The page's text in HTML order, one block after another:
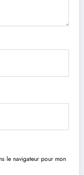
le navigateur pour mon